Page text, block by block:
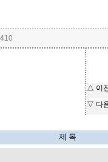
△ 이
▽ 다
제 목